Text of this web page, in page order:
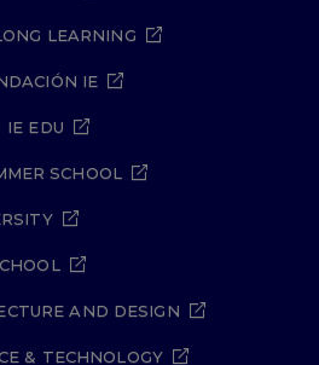
LEARNING
IE
IE EDU
SCHOOL
AND DESIGN
& TECHNOLOGY